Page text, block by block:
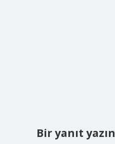
Bir yanıt yazın